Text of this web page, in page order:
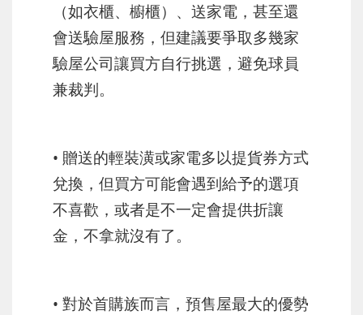
（如衣櫃、櫥櫃）、送家電，甚至還
會送驗屋服務，但建議要爭取多幾家
驗屋公司讓買方自行挑選，避免球員
兼裁判。
• 贈送的輕裝潢或家電多以提貨券方式
兌換，但買方可能會遇到給予的選項
不喜歡，或者是不一定會提供折讓
金，不拿就沒有了。
• 對於首購族而言，預售屋最大的優勢